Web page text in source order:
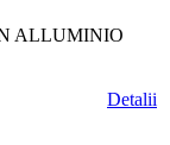
ALLUMINIO
Detalii